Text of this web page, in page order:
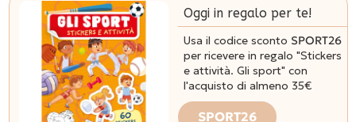
Oggi in regalo per te!
Usa il codice sconto SPORT26
per ricevere in regalo "Stickers
e attività. Gli sport" con
l'acquisto di almeno 35€
SPORT26